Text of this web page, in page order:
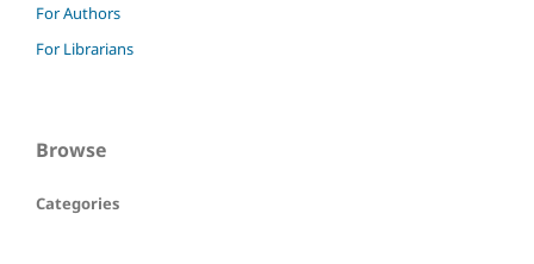
For Authors
For Librarians
Browse
Categories